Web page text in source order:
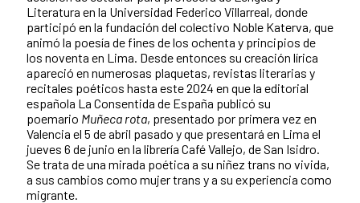
Literatura en la Universidad Federico Villarreal, donde
participó en la fundación del colectivo Noble Katerva, que
animó la poesía de fines de los ochenta y principios de
los noventa en Lima. Desde entonces su creación lírica
apareció en numerosas plaquetas, revistas literarias y
recitales poéticos hasta este 2024 en que la editorial
española La Consentida de España publicó su
poemario Muñeca rota, presentado por primera vez en
Valencia el 5 de abril pasado y que presentará en Lima el
jueves 6 de junio en la librería Café Vallejo, de San Isidro.
Se trata de una mirada poética a su niñez trans no vivida,
a sus cambios como mujer trans y a su experiencia como
migrante.